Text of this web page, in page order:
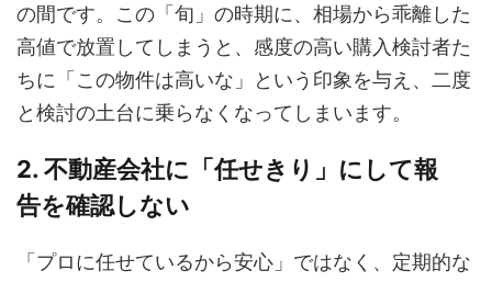
の間です。この「旬」の時期に、相場から乖離した
高値で放置してしまうと、感度の高い購入検討者た
ちに「この物件は高いな」という印象を与え、二度
と検討の土台に乗らなくなってしまいます。
2. 不動産会社に「任せきり」にして報
告を確認しない
「プロに任せているから安心」ではなく、定期的な